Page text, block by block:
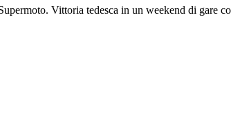
Vittoria tedesca in un weekend di gare